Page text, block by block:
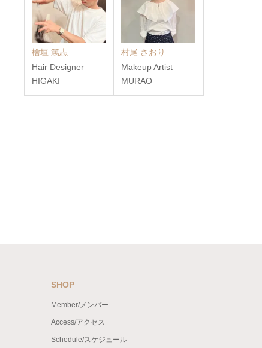
檜垣 篤志
Hair Designer
HIGAKI
村尾 さおり
Makeup Artist
MURAO
SHOP
Member/メンバー
Access/アクセス
Schedule/スケジュール